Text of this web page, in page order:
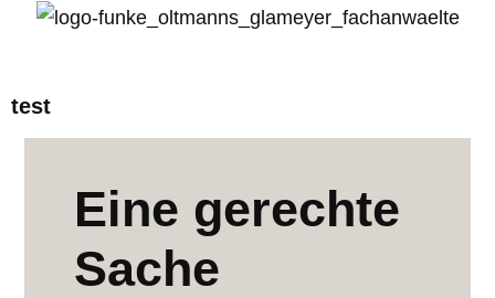
test
Eine gerechte
Sache